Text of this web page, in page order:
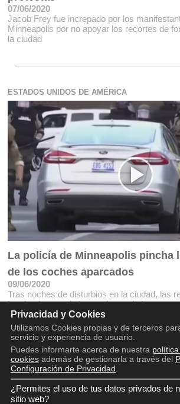
07/06/2020
Jacob Frey fue increpado por los
Minneapolis por no apoyar los recortes de
la ciudad
ESTADOS UNIDOS DE AMÉRICA
La policía de Minneapolis pincha
de los coches aparcados
09/06/2020
Tras noches de disturbios en la ciudad, las
han hecho eco de las acciones de los
Minneapolis
Copyright © 2016 - 2026
Aviso legal
Privacidad y Cookies
Utilizamos Cookies propias y de terceros
servicio y experiencia de usuario.
Puedes informarte acerca de nuestra
cookiesademás de gestionarla a través del
Configuración de Privacidad
¿Permites el uso de tus datos privados de
sitio web?